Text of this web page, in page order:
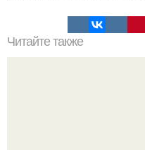
Читайте также